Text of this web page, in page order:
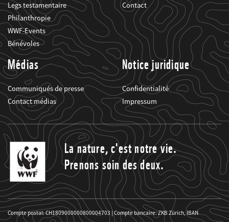
Legs testamentaire
Philanthropie
WWF-Events
Bénévoles
Contact
Médias
Communiqués de presse
Contact médias
Notice juridique
Confidentialité
Impressum
La nature, c'est notre vie.
Prenons soin des deux.
Compte postal: CH1809000000800004703 | Compte bancaire: ZKB Zürich, IBAN